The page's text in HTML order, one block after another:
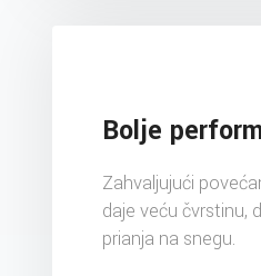
Bolje
Zahvaljujući
daje veću čvrstinu,
prianja na snegu.